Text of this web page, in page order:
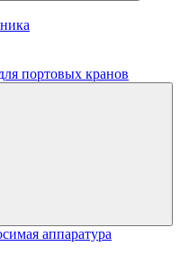
портовых кранов
аппаратура